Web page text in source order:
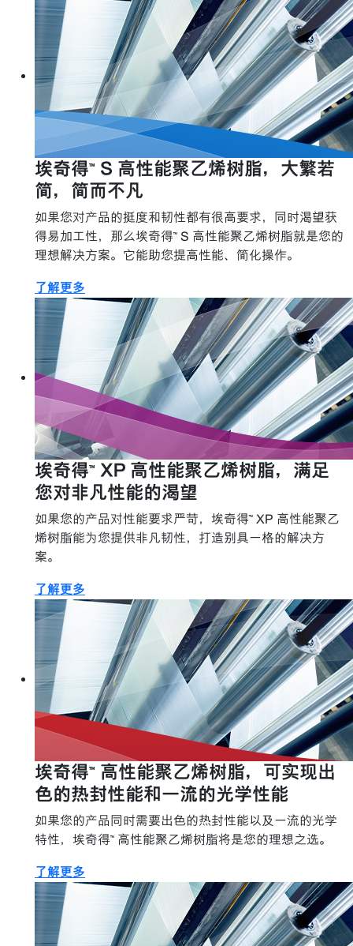
埃奇得™ S 高性能聚乙烯树脂，大繁若
简，简而不凡
如果您对产品的挺度和韧性都有很高要求，同时渴望获
得易加工性，那么埃奇得™ S 高性能聚乙烯树脂就是您的
理想解决方案。它能助您提高性能、简化操作。
了解更多
埃奇得™ XP 高性能聚乙烯树脂，满足
您对非凡性能的渴望
如果您的产品对性能要求严苛，埃奇得™ XP 高性能聚乙
烯树脂能为您提供非凡韧性，打造别具一格的解决方
案。
了解更多
埃奇得™ 高性能聚乙烯树脂，可实现出
色的热封性能和一流的光学性能
如果您的产品同时需要出色的热封性能以及一流的光学
特性，埃奇得™ 高性能聚乙烯树脂将是您的理想之选。
了解更多